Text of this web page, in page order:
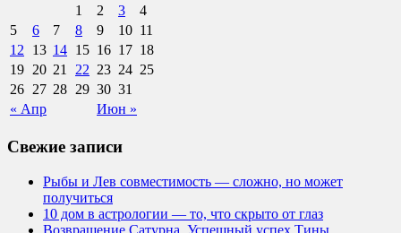
« Апр Июн »
1 2 3
4
5
6 7 8 9 10 11
12
13 14 15 16 17 18
19 20 21 22 23 24 25
26 27 28 29 30 31
Свежие записи
Рыбы и Лев совместимость — сложно, но может
получиться
10 дом в астрологии — то, что скрыто от глаз
Возвращение Сатурна. Успешный успех Тины